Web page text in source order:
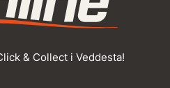
& Collect i Veddesta!